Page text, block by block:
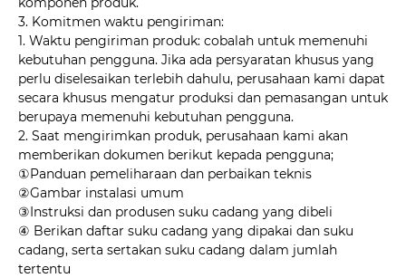
3. Komitmen waktu pengiriman:
1. Waktu pengiriman produk: cobalah untuk memenuhi
kebutuhan pengguna. Jika ada persyaratan khusus yang
perlu diselesaikan terlebih dahulu, perusahaan kami dapat
secara khusus mengatur produksi dan pemasangan untuk
berupaya memenuhi kebutuhan pengguna.
2. Saat mengirimkan produk, perusahaan kami akan
memberikan dokumen berikut kepada pengguna;
①Panduan pemeliharaan dan perbaikan teknis
②Gambar instalasi umum
③Instruksi dan produsen suku cadang yang dibeli
④ Berikan daftar suku cadang yang dipakai dan suku
cadang, serta sertakan suku cadang dalam jumlah
tertentu